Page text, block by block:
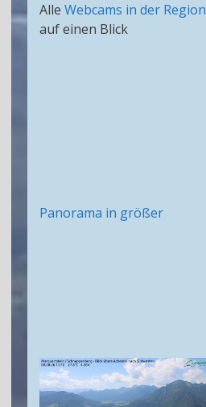
Alle Webcams in der Region
auf einen Blick
Panorama in größer